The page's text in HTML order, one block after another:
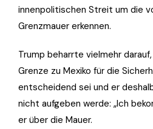
innenpolitischen Streit um die
Grenzmauer erkennen.
Trump beharrte vielmehr
Grenze zu Mexiko für die
entscheidend sei und er
nicht aufgeben werde: „Ich
er über die Mauer.